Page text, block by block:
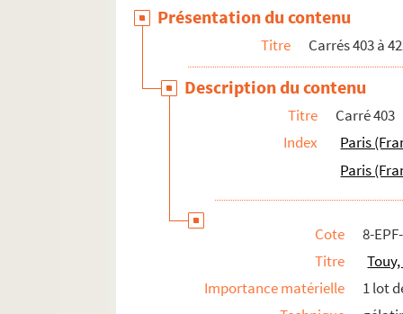
Carrés 483 à 502. 1
, 2
arrondissements
, 3 et 10
Présentation du contenu
Titre Carrés 403 à
Description du contenu
Titre
Carré 403
Index
Paris
Paris
Cote
8-
Titre
Importance matérielle
1 lot